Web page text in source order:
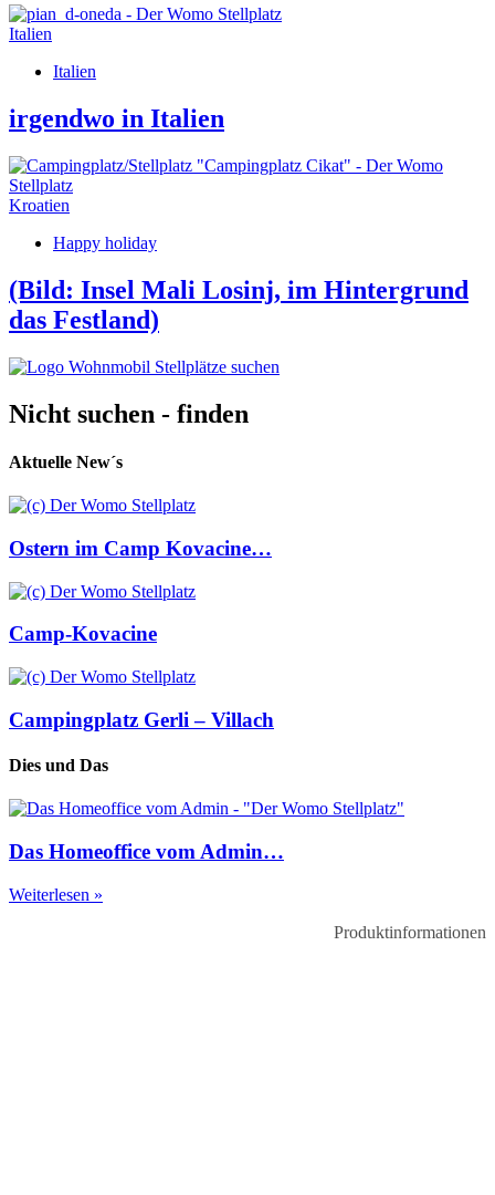
Italien
Italien
irgendwo in Italien
Kroatien
Happy holiday
(Bild: Insel Mali Losinj, im Hintergrund
das Festland)
Nicht suchen - finden
Aktuelle New´s
Ostern im Camp Kovacine…
Camp-Kovacine
Campingplatz Gerli – Villach
Dies und Das
Das Homeoffice vom Admin…
Weiterlesen »
Produktinformationen